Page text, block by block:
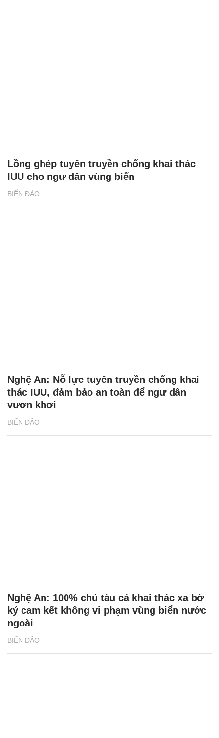
BIỂN ĐẢO
Lồng ghép tuyên truyền chống khai thác
IUU cho ngư dân vùng biển
BIỂN ĐẢO
Nghệ An: Nỗ lực tuyên truyền chống khai
thác IUU, đảm bảo an toàn để ngư dân
vươn khơi
BIỂN ĐẢO
Nghệ An: 100% chủ tàu cá khai thác xa bờ
ký cam kết không vi phạm vùng biển nước
ngoài